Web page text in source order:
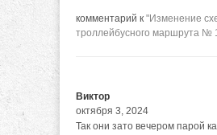
комментарий к "Изменение
троллейбусного маршрута №
Виктор
октября 3, 2024
Так они зато вечером парой